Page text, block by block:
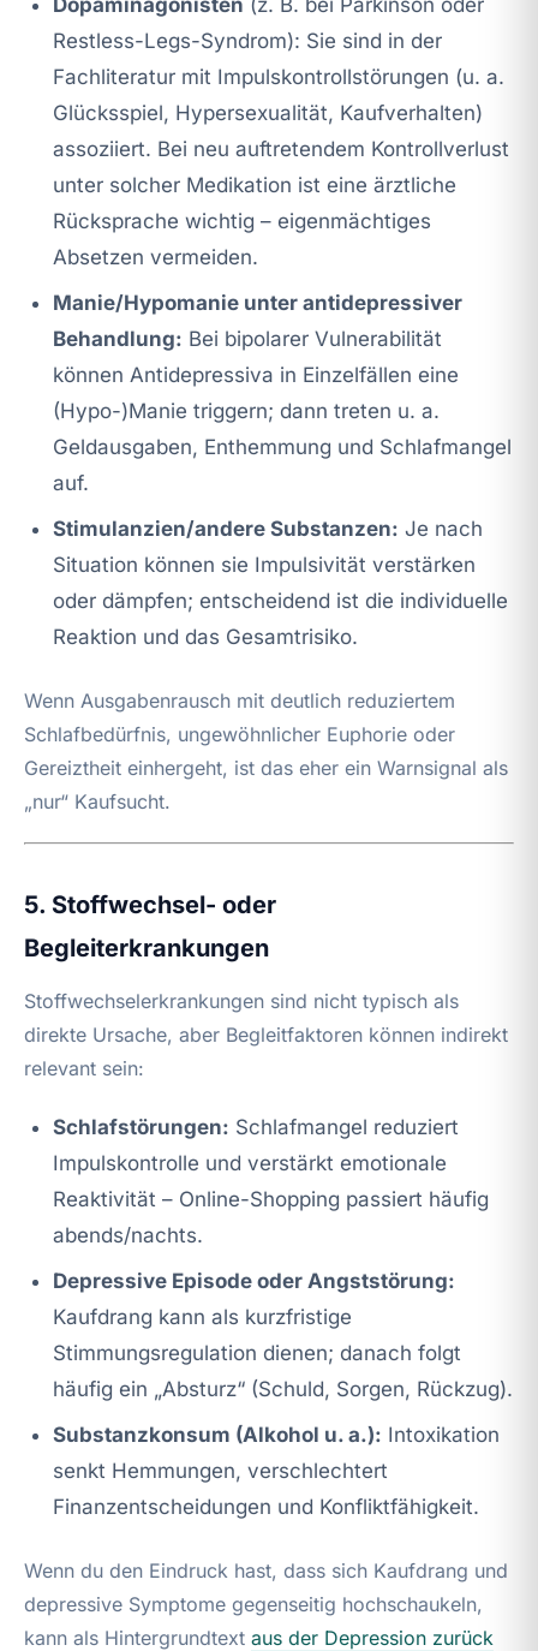
Restless-Legs-Syndrom): Sie sind in der
Fachliteratur mit Impulskontrollstörungen (u. a.
Glücksspiel, Hypersexualität, Kaufverhalten)
assoziiert. Bei neu auftretendem Kontrollverlust
unter solcher Medikation ist eine ärztliche
Rücksprache wichtig – eigenmächtiges
Absetzen vermeiden.
Manie/Hypomanie unter antidepressiver
Behandlung: Bei bipolarer Vulnerabilität
können Antidepressiva in Einzelfällen eine
(Hypo-)Manie triggern; dann treten u. a.
Geldausgaben, Enthemmung und Schlafmangel
auf.
Stimulanzien/andere Substanzen: Je nach
Situation können sie Impulsivität verstärken
oder dämpfen; entscheidend ist die individuelle
Reaktion und das Gesamtrisiko.
Wenn Ausgabenrausch mit deutlich reduziertem
Schlafbedürfnis, ungewöhnlicher Euphorie oder
Gereiztheit einhergeht, ist das eher ein Warnsignal als
„nur“ Kaufsucht.
5. Stoffwechsel- oder
Begleiterkrankungen
Stoffwechselerkrankungen sind nicht typisch als
direkte Ursache, aber Begleitfaktoren können indirekt
relevant sein:
Schlafstörungen: Schlafmangel reduziert
Impulskontrolle und verstärkt emotionale
Reaktivität – Online-Shopping passiert häufig
abends/nachts.
Depressive Episode oder Angststörung:
Kaufdrang kann als kurzfristige
Stimmungsregulation dienen; danach folgt
häufig ein „Absturz“ (Schuld, Sorgen, Rückzug).
Substanzkonsum (Alkohol u. a.): Intoxikation
senkt Hemmungen, verschlechtert
Finanzentscheidungen und Konfliktfähigkeit.
Wenn du den Eindruck hast, dass sich Kaufdrang und
depressive Symptome gegenseitig hochschaukeln,
kann als Hintergrundtext aus der Depression zurück